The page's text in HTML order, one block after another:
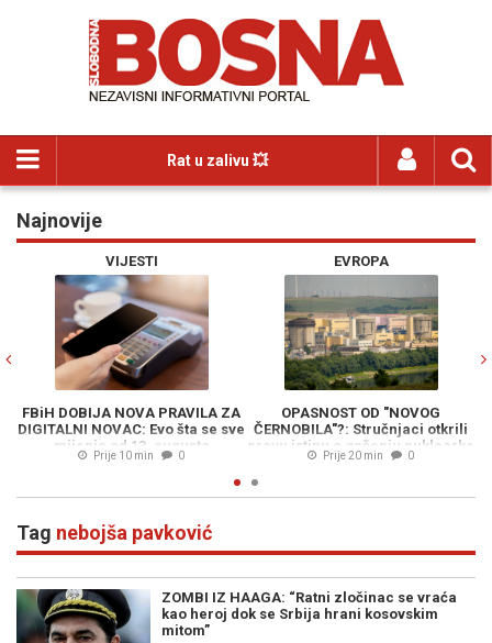
Rat u zalivu 💥
Najnovije
VIJESTI
FBiH DOBIJA NOVA PRAVILA ZA
DIGITALNI NOVAC: Evo šta se sve
mijenja od 13. augusta
Prije 10 min 0
EVROPA
OPASNOST OD "NOVOG
ČERNOBILA"?: Stručnjaci otkrili
pravu istinu o gašenju nuklearke
u Rumuniji
Prije 20 min 0
Tag nebojša pavković
ZOMBI IZ HAAGA: “Ratni zločinac se vraća
kao heroj dok se Srbija hrani kosovskim
mitom”